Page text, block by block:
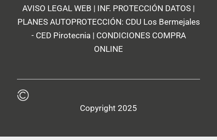
AVISO LEGAL WEB | INF. PROTECCIÓN DATOS |
PLANES AUTOPROTECCIÓN: CDU Los Bermejales
- CED Pirotecnia| CONDICIONES COMPRA
ONLINE
Copyright 2025